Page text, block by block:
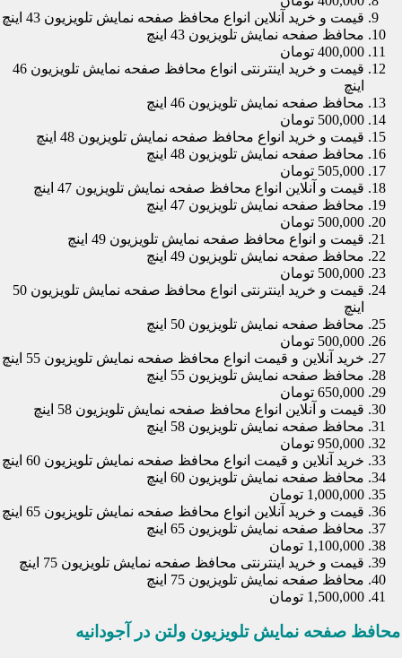
قیمت و خرید آنلاین انواع محافظ صفحه نمایش تلویزیون 43 اینچ
محافظ صفحه نمایش تلویزیون 43 اینچ
400,000 تومان
قیمت و خرید اینترنتی انواع محافظ صفحه نمایش تلویزیون 46
اینچ
محافظ صفحه نمایش تلویزیون 46 اینچ
500,000 تومان
قیمت و خرید انواع محافظ صفحه نمایش تلویزیون 48 اینچ
محافظ صفحه نمایش تلویزیون 48 اینچ
505,000 تومان
قیمت و آنلاین انواع محافظ صفحه نمایش تلویزیون 47 اینچ
محافظ صفحه نمایش تلویزیون 47 اینچ
500,000 تومان
قیمت و انواع محافظ صفحه نمایش تلویزیون 49 اینچ
محافظ صفحه نمایش تلویزیون 49 اینچ
500,000 تومان
قیمت و خرید اینترنتی انواع محافظ صفحه نمایش تلویزیون 50
اینچ
محافظ صفحه نمایش تلویزیون 50 اینچ
500,000 تومان
خرید آنلاین و قیمت انواع محافظ صفحه نمایش تلویزیون 55 اینچ
محافظ صفحه نمایش تلویزیون 55 اینچ
650,000 تومان
قیمت و آنلاین انواع محافظ صفحه نمایش تلویزیون 58 اینچ
محافظ صفحه نمایش تلویزیون 58 اینچ
950,000 تومان
خرید آنلاین و قیمت انواع محافظ صفحه نمایش تلویزیون 60 اینچ
محافظ صفحه نمایش تلویزیون 60 اینچ
1,000,000 تومان
قیمت و خرید آنلاین انواع محافظ صفحه نمایش تلویزیون 65 اینچ
محافظ صفحه نمایش تلویزیون 65 اینچ
1,100,000 تومان
قیمت و خرید اینترنتی محافظ صفحه نمایش تلویزیون 75 اینچ
محافظ صفحه نمایش تلویزیون 75 اینچ
1,500,000 تومان
محافظ صفحه نمایش تلویزیون ولتن در آجودانیه